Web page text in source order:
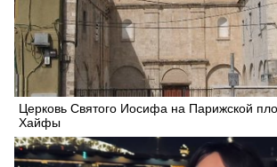
Церковь Святого Иосифа на Парижской
Хайфы